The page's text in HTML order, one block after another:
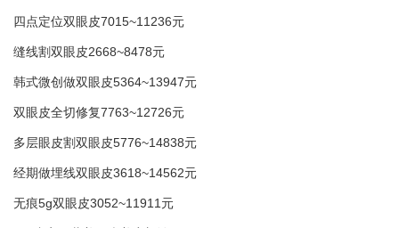
四点定位双眼皮7015~11236元
缝线割双眼皮2668~8478元
韩式微创做双眼皮5364~13947元
双眼皮全切修复7763~12726元
多层眼皮割双眼皮5776~14838元
经期做埋线双眼皮3618~14562元
无痕5g双眼皮3052~11911元